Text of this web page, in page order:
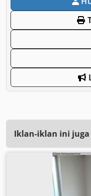
Iklan-iklan ini